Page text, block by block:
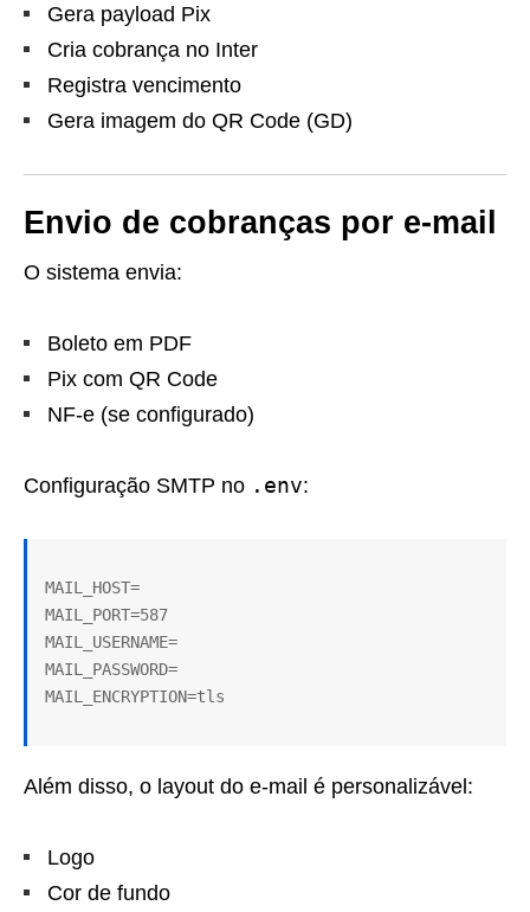
Gera payload Pix
Cria cobrança no Inter
Registra vencimento
Gera imagem do QR Code (GD)
Envio de cobranças por e-mail
O sistema envia:
Boleto em PDF
Pix com QR Code
NF-e (se configurado)
Configuração SMTP no .env:
MAIL_HOST=
MAIL_PORT=587
MAIL_USERNAME=
MAIL_PASSWORD=
Além disso, o layout do e-mail é personalizável:
Logo
Cor de fundo